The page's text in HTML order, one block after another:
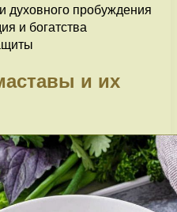
духовного пробуждения
и богатства
и их